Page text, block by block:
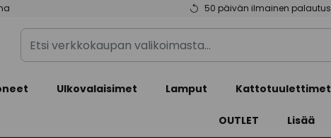
50 päivän ilmainen palautus
Etsi
verkkokaupan
Ulkovalaisimet Lamput Kattotuulettimet
OUTLET Lisää